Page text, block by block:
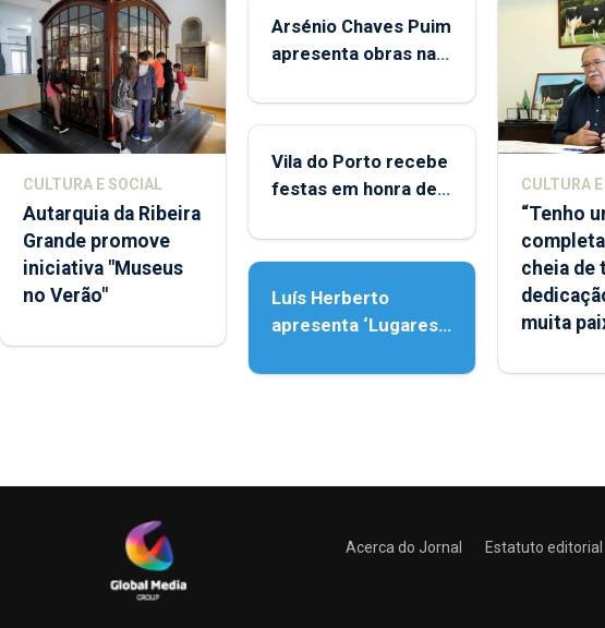
CULTURA E SOCIAL
Autarquia da Ribeira
Grande promove
iniciativa "Museus
no Verão"
Arsénio Chaves Puim
apresenta obras na
Porto
Vila do Porto recebe
festas em honra de
Assunção
Luís Herberto
apresenta ‘Lugares
CULTURA
“Tenho
cheia de
muita
Acerca do Jornal Estatuto editorial